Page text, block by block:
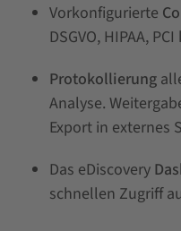
Vorkonfigurierte
DSGVO, HIPAA,
Protokollierung
Analyse.
Export in externes
Das eDiscovery
schnellen Zugriff